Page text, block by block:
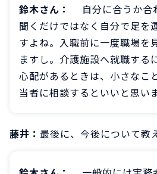
鈴木さん：
自分に合うか合
聞くだけではなく自分で足を
すよね。入職前に一度職場を
ますし。介護施設へ就職する
心配があるときは、小さなこ
当者に相談するといいと思いま
藤井： 最後に、今後について教